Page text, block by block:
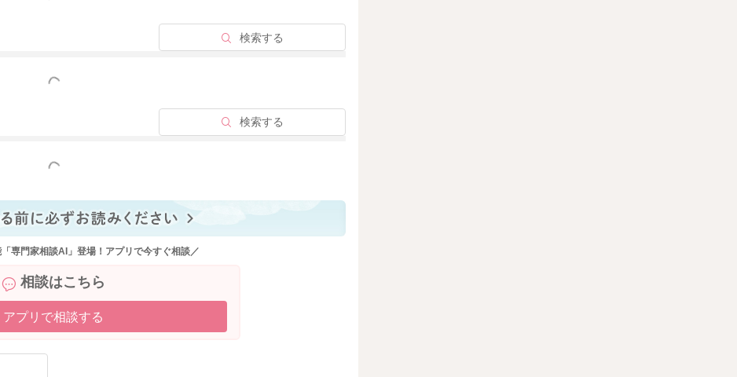
検索する
もっと見る
検索する
もっと見る
専門家相談AI」登場！アプリで今すぐ相談／
相談はこちら
アプリで相談する